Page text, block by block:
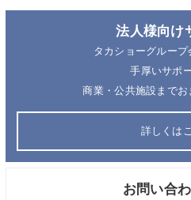
法人様向け
タカショーグルー
手厚いサポ
商業・公共施設までお
詳しくは
お問い合